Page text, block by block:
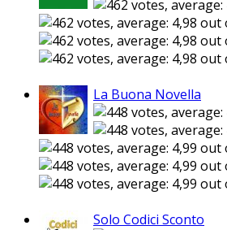
La Buona Novella
Solo Codici Sconto